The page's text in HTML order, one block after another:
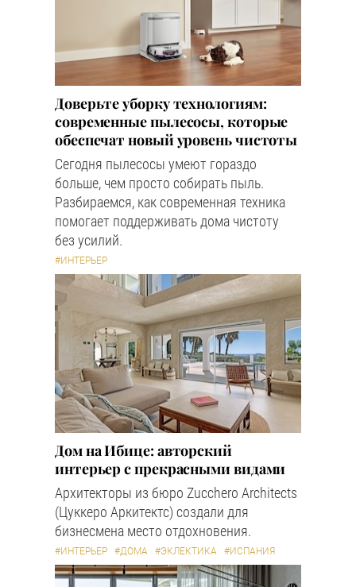
Доверьте уборку технологиям:
современные пылесосы, которые
обеспечат новый уровень чистоты
Сегодня пылесосы умеют гораздо
больше, чем просто собирать пыль.
Разбираемся, как современная техника
помогает поддерживать дома чистоту
без усилий.
#ИНТЕРЬЕР
Дом на Ибице: авторский
интерьер с прекрасными видами
Архитекторы из бюро Zucchero Architects
(Цуккеро Аркитектс) создали для
бизнесмена место отдохновения.
#ИНТЕРЬЕР #ДОМА #ЭКЛЕКТИКА #ИСПАНИЯ